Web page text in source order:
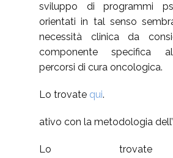
sviluppo di programmi
orientati in tal senso
necessità clinica da
componente specifica
percorsi di cura oncologica.
Lo trovate qui.
ativo con la metodologia
Lo